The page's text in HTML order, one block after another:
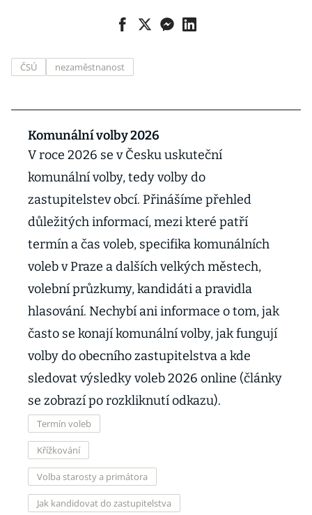
ČSÚ nezaměstnanost
Komunální volby 2026
V roce 2026 se v Česku uskuteční
komunální volby, tedy volby do
zastupitelstev obcí. Přinášíme přehled
důležitých informací, mezi které patří
termín a čas voleb, specifika komunálních
voleb v Praze a dalších velkých městech,
volební průzkumy, kandidáti a pravidla
hlasování. Nechybí ani informace o tom, jak
často se konají komunální volby, jak fungují
volby do obecního zastupitelstva a kde
sledovat výsledky voleb 2026 online (články
se zobrazí po rozkliknutí odkazu).
Termín voleb
Křížkování
Volba starosty a primátora
Jak kandidovat do zastupitelstva